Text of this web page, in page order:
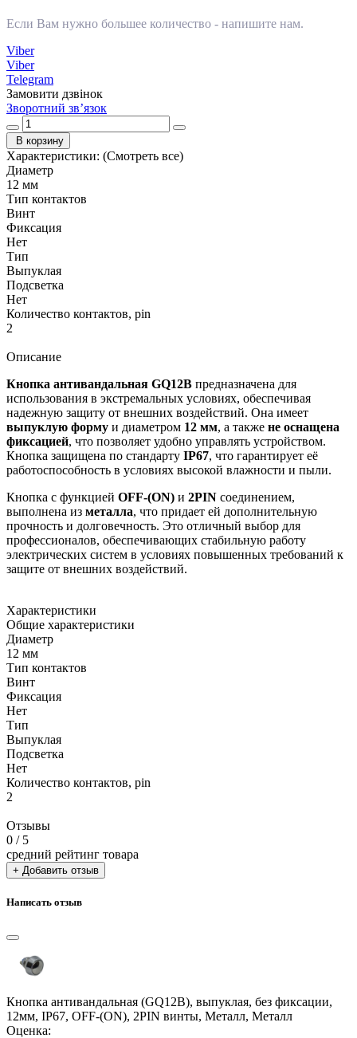
Если Вам нужно большее количество - напишите нам.
Viber
Viber
Telegram
Замовити дзвінок
Зворотний зв’язок
В корзину
Характеристики: (Смотреть все)
Диаметр
12 мм
Тип контактов
Винт
Фиксация
Нет
Тип
Выпуклая
Подсветка
Нет
Количество контактов, pin
2
Описание
Кнопка антивандальная GQ12B предназначена для
использования в экстремальных условиях, обеспечивая
надежную защиту от внешних воздействий. Она имеет
выпуклую форму и диаметром 12 мм, а также не оснащена
фиксацией, что позволяет удобно управлять устройством.
Кнопка защищена по стандарту IP67, что гарантирует её
работоспособность в условиях высокой влажности и пыли.
Кнопка с функцией OFF-(ON) и 2PIN соединением,
выполнена из металла, что придает ей дополнительную
прочность и долговечность. Это отличный выбор для
профессионалов, обеспечивающих стабильную работу
электрических систем в условиях повышенных требований к
защите от внешних воздействий.
Характеристики
Общие характеристики
Диаметр
12 мм
Тип контактов
Винт
Фиксация
Нет
Тип
Выпуклая
Подсветка
Нет
Количество контактов, pin
2
Отзывы
0 / 5
средний рейтинг товара
+ Добавить отзыв
Написать отзыв
Кнопка антивандальная (GQ12B), выпуклая, без фиксации,
12мм, IP67, OFF-(ON), 2PIN винты, Металл, Металл
Оценка: